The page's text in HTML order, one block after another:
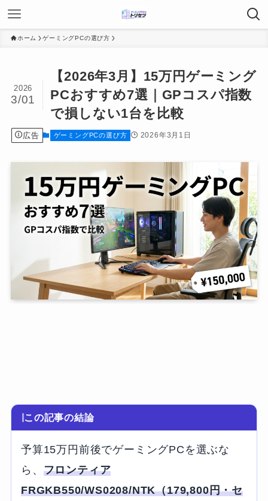
ホーム ゲーミングPCの選び方
【2026年3月】15万円ゲーミング
PCおすすめ7選｜GPコスパ指数
で損しない1台を比較
2026
3/01
広告 ゲーミングPCの選び方 2026年3月1日
この記事の結論
予算15万円前後でゲーミングPCを選ぶな
ら、 フロンティア
FRGKB550/WS0208/NTK（179,800円・セ